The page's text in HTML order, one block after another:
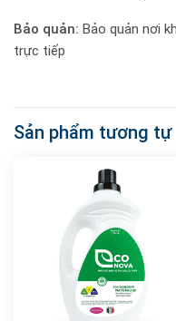
Bảo quản: Bảo quản nơi
trực tiếp
Sản phẩm tương tự